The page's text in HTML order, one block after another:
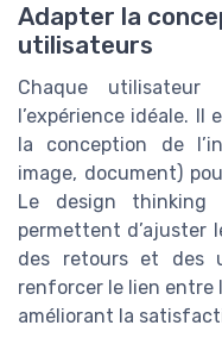
Adapter la
utilisateurs
Chaque
l’expérience idéale.
la conception de
image, document)
Le design thinking
permettent d’ajuster
des retours et des
renforcer le lien entre
améliorant la